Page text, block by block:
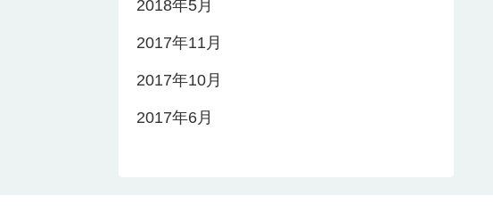
2018年5月
2017年11月
2017年10月
2017年6月